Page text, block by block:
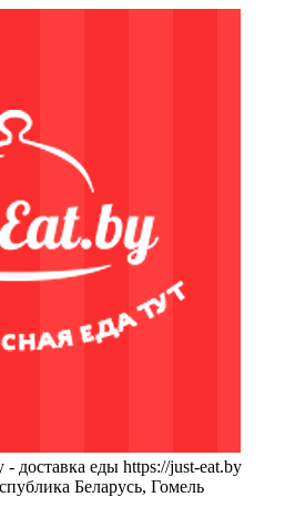
- доставка еды https://just-eat.by
Беларусь, Гомель